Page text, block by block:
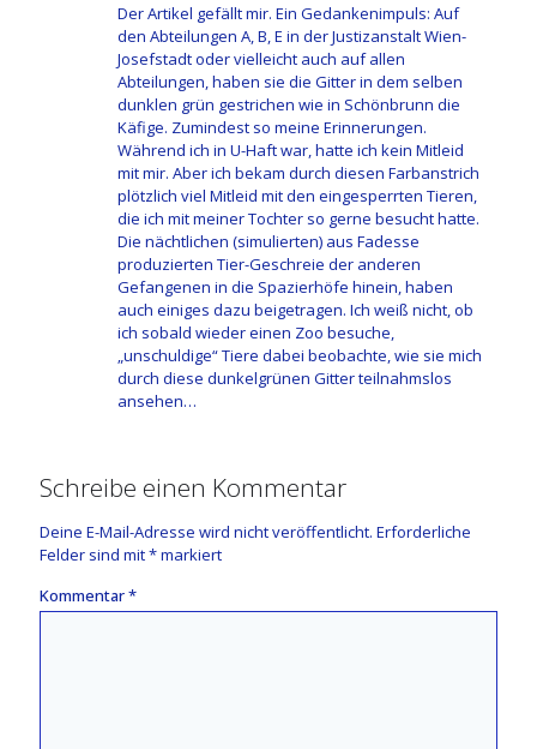
Der Artikel gefällt mir. Ein Gedankenimpuls: Auf
den Abteilungen A, B, E in der Justizanstalt Wien-
Josefstadt oder vielleicht auch auf allen
Abteilungen, haben sie die Gitter in dem selben
dunklen grün gestrichen wie in Schönbrunn die
Käfige. Zumindest so meine Erinnerungen.
Während ich in U-Haft war, hatte ich kein Mitleid
mit mir. Aber ich bekam durch diesen Farbanstrich
plötzlich viel Mitleid mit den eingesperrten Tieren,
die ich mit meiner Tochter so gerne besucht hatte.
Die nächtlichen (simulierten) aus Fadesse
produzierten Tier-Geschreie der anderen
Gefangenen in die Spazierhöfe hinein, haben
auch einiges dazu beigetragen. Ich weiß nicht, ob
ich sobald wieder einen Zoo besuche,
„unschuldige“ Tiere dabei beobachte, wie sie mich
durch diese dunkelgrünen Gitter teilnahmslos
ansehen…
Schreibe einen Kommentar
Deine E-Mail-Adresse wird nicht veröffentlicht. Erforderliche
Felder sind mit*markiert
Kommentar*